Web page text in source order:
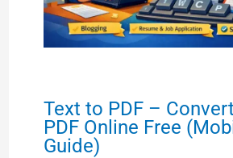
Text to PDF –
PDF Online Free
Guide)